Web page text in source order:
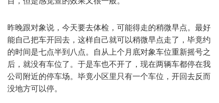
昨晚跟对象说，今天要去体检，可能得走的稍微早点。最好
能自己把车开回去，这样自己就可以稍微早点走了，毕竟约
的时间是七点半到八点。自从上个月底对象车位重新摇号之
后，就没有车位了。于是车也不开了，现在两辆车都停在我
公司附近的停车场。毕竟小区里只有一个车位，开回去反而
没地方可以停。